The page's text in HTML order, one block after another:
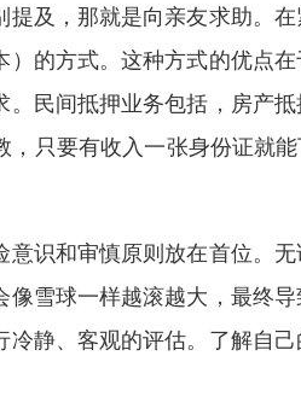
及，那就是向亲友求助。
的方式。这种方式的优点
民间抵押业务包括，房产
只要有收入一张身份证就
识和审慎原则放在首位。
雪球一样越滚越大，最终
静、客观的评估。了解自